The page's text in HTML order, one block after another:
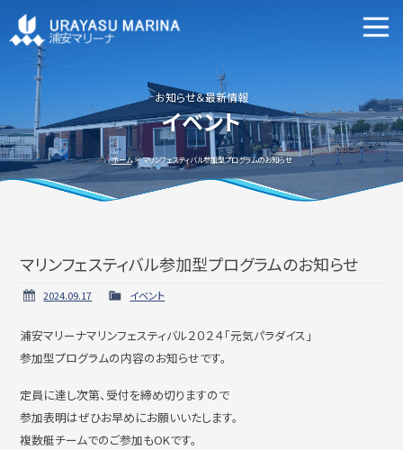
マリーナ施設案内
申込資格・艇の種類等
新艇・中古艇情報
ビジターバースご利用について よくあるご質問
アクセス方法
お知らせ＆最新情報
イベント
ホーム マリンフェスティバル参加型プログラムのお知らせ
マリンフェスティバル参加型プログラムのお知らせ
2024.09.17 イベント
浦安マリーナマリンフェスティバル２０２４「元気パラダイス」
参加型プログラムの内容のお知らせです。
定員に達し次第、受付を締め切りますので
参加表明はぜひお早めにお願いいたします。
複数艇チームでのご参加もOKです。